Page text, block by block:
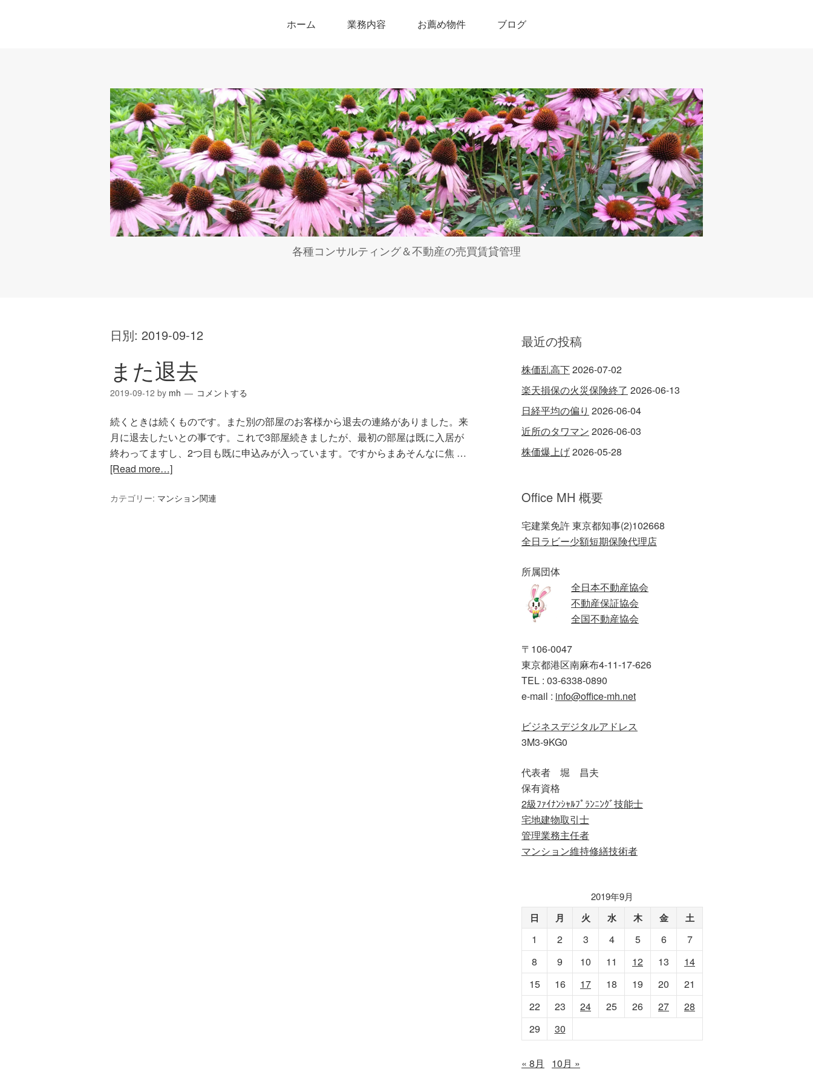
ホーム 業務内容 お薦め物件 ブログ
各種コンサルティング＆不動産の売買賃貸管理
日別: 2019-09-12
また退去
2019-09-12 by mh コメントする
続くときは続くものです。また別の部屋のお客様から退去の連絡がありました。来
月に退去したいとの事です。これで3部屋続きましたが、最初の部屋は既に入居が
終わってますし、2つ目も既に申込みが入っています。ですからまあそんなに焦 …
[Read more…]
カテゴリー: マンション関連
最近の投稿
株価乱高下2026-07-02
楽天損保の火災保険終了 2026-06-13
日経平均の偏り 2026-06-04
近所のタワマン 2026-06-03
株価爆上げ2026-05-28
Office MH 概要
宅建業免許 東京都知事(2)102668
全日ラビー少額短期保険代理店
所属団体
全日本不動産協会
不動産保証協会
全国不動産協会
〒106-0047
東京都港区南麻布4-11-17-626
TEL : 03-6338-0890
e-mail : info@office-mh.net
ビジネスデジタルアドレス
3M3-9KG0
代表者 堀 昌夫
保有資格
2級ﾌｧｲﾅﾝｼｬﾙﾌﾟﾗﾝﾆﾝｸﾞ技能士
宅地建物取引士
管理業務主任者
マンション維持修繕技術者
2019年9月
日 月 火 水 木 金 土
1 2 3 4 5 6
7
8
9 10 11 12 13
14
15
16 17 18 19 20
21
22
23 24 25 26 27
28
29
30
« 8月 10月 »